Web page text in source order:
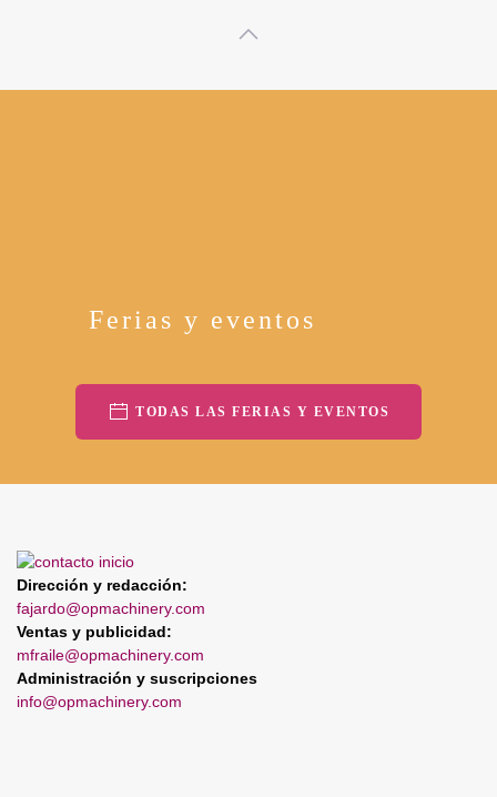
Ferias y eventos
TODAS LAS FERIAS Y EVENTOS
Dirección y redacción:
fajardo@opmachinery.com
Ventas y publicidad:
mfraile@opmachinery.com
Administración y suscripciones
info@opmachinery.com